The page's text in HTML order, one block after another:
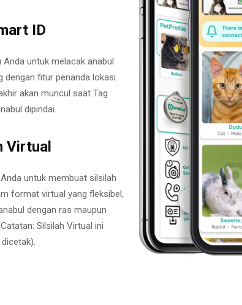
ID
Anda untuk melacak anabul
dengan fitur penanda lokasi.
akan muncul saat Tag
dipindai.
Virtual
untuk membuat silsilah
format virtual yang fleksibel,
dengan ras maupun
Silsilah Virtual ini